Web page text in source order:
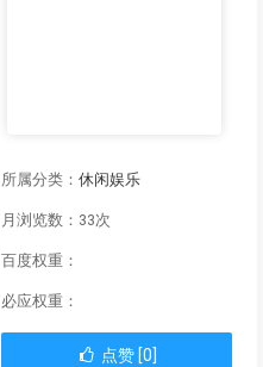
所属分类： 休闲娱乐
月浏览数：33次
百度权重：
必应权重：
点赞 [0]